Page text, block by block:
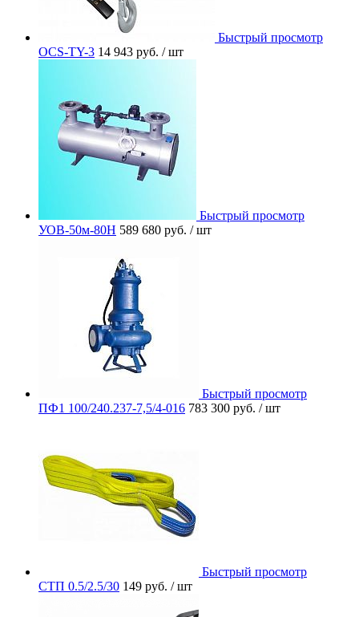
Быстрый просмотр
OCS-TY-3 14 943 руб. / шт
Быстрый просмотр
УОВ-50м-80Н 589 680 руб. / шт
Быстрый просмотр
ПФ1 100/240.237-7,5/4-016 783 300 руб. / шт
Быстрый просмотр
СТП 0.5/2.5/30 149 руб. / шт